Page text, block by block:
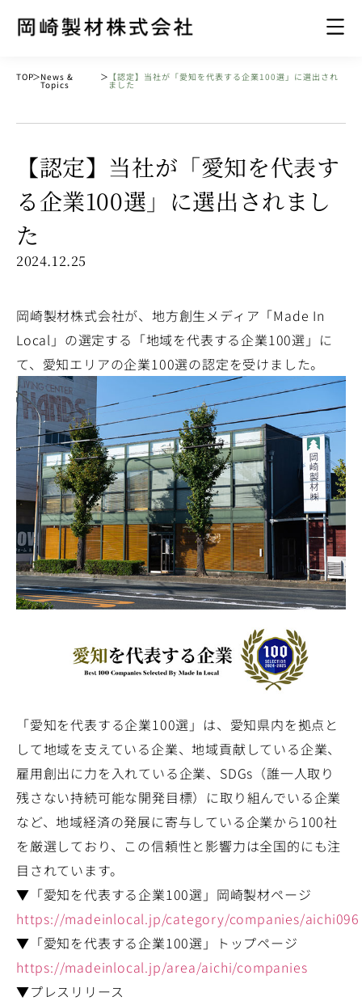
TOP＞News &
Topics
＞ 【認定】当社が「愛知を代表する企業100選」に選出され
ました
【認定】当社が「愛知を代表す
る企業100選」に選出されまし
た
2024.12.25
岡崎製材株式会社が、地方創生メディア「Made In
Local」の選定する「地域を代表する企業100選」に
て、愛知エリアの企業100選の認定を受けました。
「愛知を代表する企業100選」は、愛知県内を拠点と
して地域を支えている企業、地域貢献している企業、
雇用創出に力を入れている企業、SDGs（誰一人取り
残さない持続可能な開発目標）に取り組んでいる企業
など、地域経済の発展に寄与している企業から100社
を厳選しており、この信頼性と影響力は全国的にも注
目されています。
▼「愛知を代表する企業100選」岡崎製材ページ
https://madeinlocal.jp/category/companies/aichi096
▼「愛知を代表する企業100選」トップページ
https://madeinlocal.jp/area/aichi/companies
▼プレスリリース